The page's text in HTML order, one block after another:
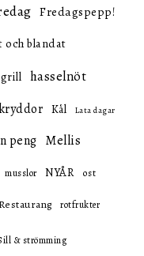
Fredagspepp!
och blandat
hasselnöt
Kål Lata dagar
peng Mellis
musslor NYÅR ost
rotfrukter
& strömming